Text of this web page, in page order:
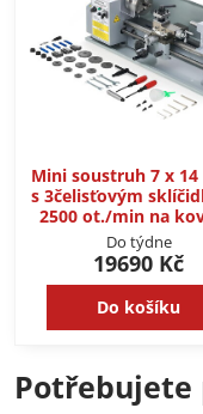
Mini soustruh 7 x 14
s 3čelisťovým
2500 ot./min na
Do týdne
19690 Kč
Do košíku
Potřebujete